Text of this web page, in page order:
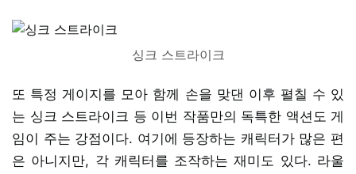
싱크 스트라이크
또 특정 게이지를 모아 함께 손을 맞댄 이후 펼칠 수 있
는 싱크 스트라이크 등 이번 작품만의 독특한 액션도 게
임이 주는 강점이다. 여기에 등장하는 캐릭터가 많은 편
은 아니지만, 각 캐릭터를 조작하는 재미도 있다. 라울